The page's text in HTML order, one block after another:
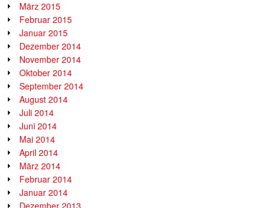
März 2015
Februar 2015
Januar 2015
Dezember 2014
November 2014
Oktober 2014
September 2014
August 2014
Juli 2014
Juni 2014
Mai 2014
April 2014
März 2014
Februar 2014
Januar 2014